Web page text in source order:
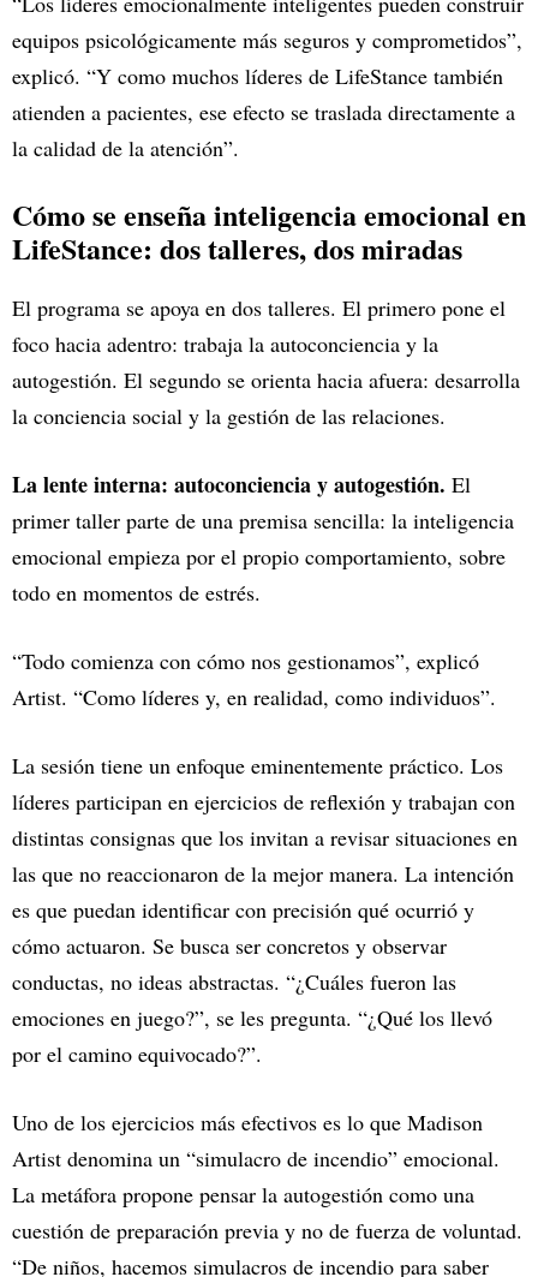
equipos psicológicamente más seguros y comprometidos”,
explicó. “Y como muchos líderes de LifeStance también
atienden a pacientes, ese efecto se traslada directamente a
la calidad de la atención”.
Cómo se enseña inteligencia emocional en
LifeStance: dos talleres, dos miradas
El programa se apoya en dos talleres. El primero pone el
foco hacia adentro: trabaja la autoconciencia y la
autogestión. El segundo se orienta hacia afuera: desarrolla
la conciencia social y la gestión de las relaciones.
La lente interna: autoconciencia y autogestión. El
primer taller parte de una premisa sencilla: la inteligencia
emocional empieza por el propio comportamiento, sobre
todo en momentos de estrés.
“Todo comienza con cómo nos gestionamos”, explicó
Artist. “Como líderes y, en realidad, como individuos”.
La sesión tiene un enfoque eminentemente práctico. Los
líderes participan en ejercicios de reflexión y trabajan con
distintas consignas que los invitan a revisar situaciones en
las que no reaccionaron de la mejor manera. La intención
es que puedan identificar con precisión qué ocurrió y
cómo actuaron. Se busca ser concretos y observar
conductas, no ideas abstractas. “¿Cuáles fueron las
emociones en juego?”, se les pregunta. “¿Qué los llevó
por el camino equivocado?”.
Uno de los ejercicios más efectivos es lo que Madison
Artist denomina un “simulacro de incendio” emocional.
La metáfora propone pensar la autogestión como una
cuestión de preparación previa y no de fuerza de voluntad.
“De niños, hacemos simulacros de incendio para saber